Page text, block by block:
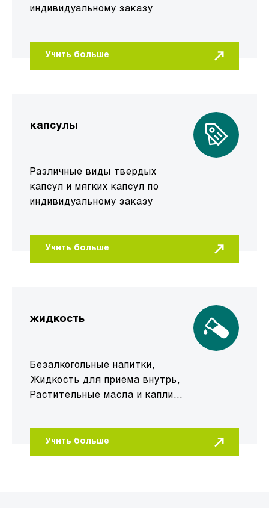
индивидуальному заказу
Учить больше
капсулы
Различные виды твердых
капсул и мягких капсул по
индивидуальному заказу
Учить больше
жидкость
Безалкогольные напитки,
Жидкость для приема внутрь,
Растительные масла и капли
Учить больше